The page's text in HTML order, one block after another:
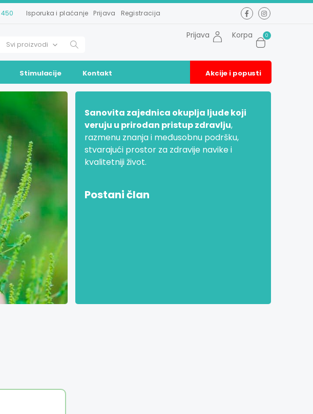
450 Isporuka i plaćanje Prijava Registracija
Prijava Korpa 0
Stimulacije Kontakt Akcije i popusti
Sanovita zajednica okuplja ljude koji
veruju u prirodan pristup zdravlju,
razmenu znanja i međusobnu podršku,
stvarajući prostor za zdravije navike i
kvalitetniji život.
Postani član